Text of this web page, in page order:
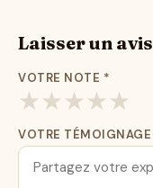
Laisser un avis
VOTRE NOTE *
★★★★★
VOTRE TÉMOIGNAGE